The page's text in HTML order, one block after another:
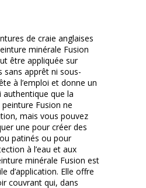
de craie anglaises
minérale Fusion
être appliquée sur
sans apprêt ni sous-
à l’emploi et donne un
que la
Fusion ne
mais vous pouvez
une pour créer des
patinés ou pour
à l’eau et aux
minérale Fusion est
d’application. Elle offre
couvrant qui, dans